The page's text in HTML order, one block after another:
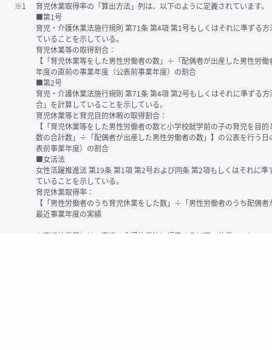
※1
育児休業取得率の「算出方法」列は、以下のように定義されています。
■第1号
育児・介護休業法施行規則 第71条 第4項 第1号もしくはそれに準ずる
ていることを示している。
育児休業等の取得割合：
【「育児休業等をした男性労働者の数」÷「配偶者が出産した男性労
年度の直前の事業年度（公表前事業年度）の割合
■第2号
育児・介護休業法施行規則 第71条 第4項 第2号もしくはそれに準ずる
合」を計算していることを示している。
育児休業等と育児目的休暇の取得割合：
【「育児休業等をした男性労働者の数と小学校就学前の子の育児を目
数の合計数」÷「配偶者が出産した男性労働者の数」】の公表を行う
表前事業年度）の割合
■女活法
女性活躍推進法 第19条 第1項 第2号および同条 第2項もしくはそれに
ていることを示している。
育児休業取得率：
【「男性労働者のうち育児休業をした数」÷「男性労働者のうち配偶
最近事業年度の実績
※育児休業等とは、育児・介護休業法に規定する以下の休業のこと